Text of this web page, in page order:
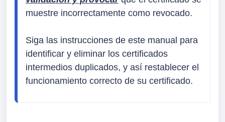
muestre incorrectamente como revocado.
Siga las instrucciones de este manual para
identificar y eliminar los certificados
intermedios duplicados, y así restablecer el
funcionamiento correcto de su certificado.